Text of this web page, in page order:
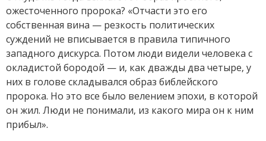
ожесточенного пророка? «Отчасти это его
собственная вина — резкость политических
суждений не вписывается в правила типичного
западного дискурса. Потом люди видели человека с
окладистой бородой — и, как дважды два четыре, у
них в голове складывался образ библейского
пророка. Но это все было велением эпохи, в которой
он жил. Люди не понимали, из какого мира он к ним
прибыл».